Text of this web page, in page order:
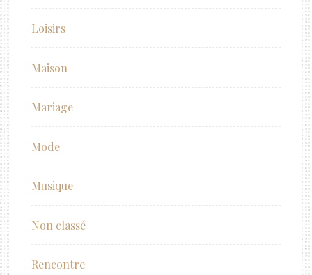
Loisirs
Maison
Mariage
Mode
Musique
Non classé
Rencontre